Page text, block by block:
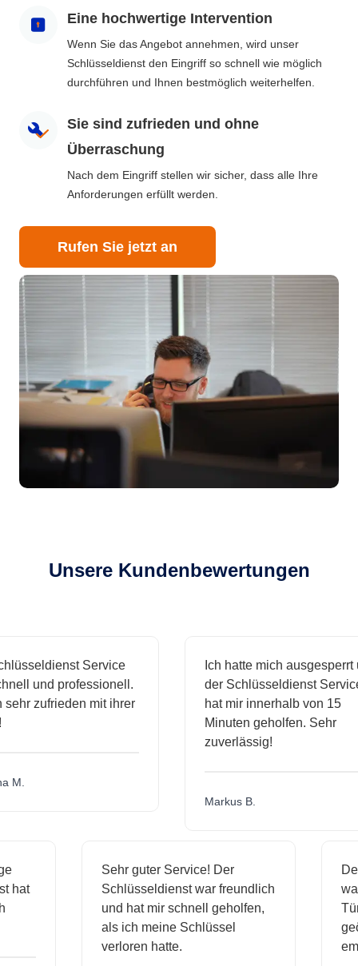
Eine hochwertige Intervention
Wenn Sie das Angebot annehmen, wird unser
Schlüsseldienst den Eingriff so schnell wie möglich
durchführen und Ihnen bestmöglich weiterhelfen.
Sie sind zufrieden und ohne
Überraschung
Nach dem Eingriff stellen wir sicher, dass alle Ihre
Anforderungen erfüllt werden.
Rufen Sie jetzt an
Unsere Kundenbewertungen
Service
und professionell.
zufrieden mit ihrer
Ich hatte mich ausgesperrt und
der Schlüsseldienst Service
hat mir innerhalb von 15
Minuten geholfen. Sehr
zuverlässig!
Markus B.
hat
Sehr guter Service! Der
Schlüsseldienst war freundlich
und hat mir schnell geholfen,
als ich meine Schlüssel
verloren hatte.